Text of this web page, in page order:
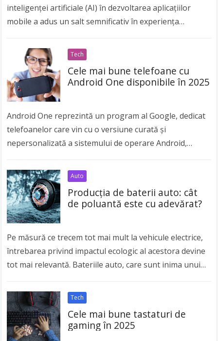
inteligenței artificiale (AI) în dezvoltarea aplicațiilor
mobile a adus un salt semnificativ în experiența
AI pentru a anticipa…Read more
Tech
Cele mai bune telefoane cu
Android One disponibile în 2025
Android One reprezintă un program al Google, dedicat
telefoanelor care vin cu o versiune curată și
nepersonalizată a sistemului de operare Android,
more
Auto
Producția de baterii auto: cât
de poluantă este cu adevărat?
Pe măsură ce trecem tot mai mult la vehicule electrice,
întrebarea privind impactul ecologic al acestora devine
tot mai relevantă. Bateriile auto, care sunt inima unui
Tech
Cele mai bune tastaturi de
gaming în 2025